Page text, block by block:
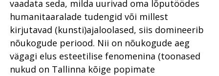
vaadata seda, milda uurivad oma lõputöödes
humanitaaralade tudengid või millest
kirjutavad (kunsti)ajaloolased, siis domineerib
nõukogude periood. Nii on nõukogude aeg
vägagi elus esteetilise fenomenina (toonased
nukud on Tallinna kõige popimate